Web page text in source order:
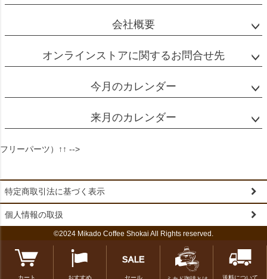
カート おすすめ セール 送料について
会社概要
オンラインストアに関するお問合せ先
今月のカレンダー
来月のカレンダー
フリーパーツ）↑↑ -->
特定商取引法に基づく表示
個人情報の取扱
©2024 Mikado Coffee Shokai All Rights reserved.